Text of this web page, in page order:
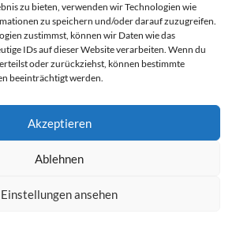
zu bieten, verwenden wir Technologien wie
zu speichern und/oder darauf zuzugreifen.
zustimmst, können wir Daten wie das
IDs auf dieser Website verarbeiten. Wenn du
oder zurückziehst, können bestimmte
beeinträchtigt werden.
Akzeptieren
Ablehnen
Einstellungen ansehen
– lebt das, was sie lehrt
Celle